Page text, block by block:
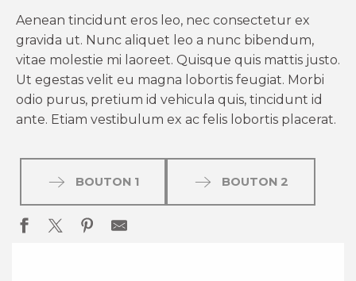
Aenean tincidunt eros leo, nec consectetur ex
gravida ut. Nunc aliquet leo a nunc bibendum,
vitae molestie mi laoreet. Quisque quis mattis justo.
Ut egestas velit eu magna lobortis feugiat. Morbi
odio purus, pretium id vehicula quis, tincidunt id
ante. Etiam vestibulum ex ac felis lobortis placerat.
BOUTON 1 BOUTON 2